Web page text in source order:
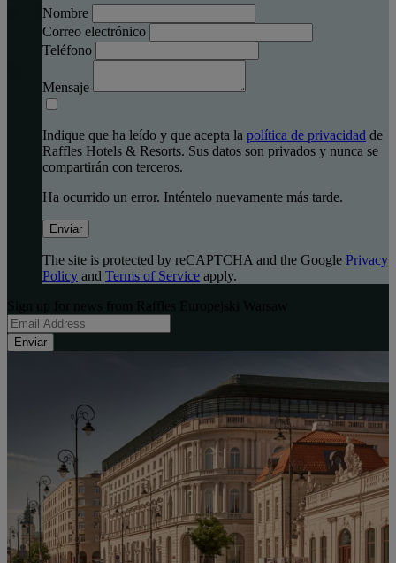
Nombre
Correo electrónico
Teléfono
Mensaje
Indique que ha leído y que acepta la política de privacidad de
Raffles Hotels & Resorts. Sus datos son privados y nunca se
compartirán con terceros.
Ha ocurrido un error. Inténtelo nuevamente más tarde.
Enviar
The site is protected by reCAPTCHA and the Google Privacy
Policy and Terms of Service apply.
Enviar